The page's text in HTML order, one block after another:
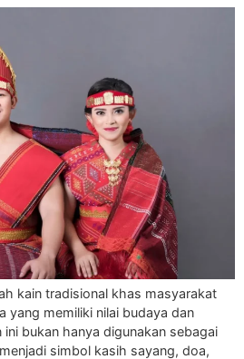
kain tradisional khas masyarakat
yang memiliki nilai budaya dan
bukan hanya digunakan sebagai
simbol kasih sayang, doa,